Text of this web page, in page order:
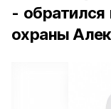
-
охраны